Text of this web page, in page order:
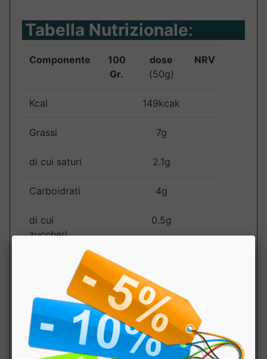
Tabella Nutrizionale:
Componente
100
Gr.
dose
(50g)
NRV
Kcal 149kcak
Grassi 7g
di cui saturi 2.1g
Carboidrati 4g
di cui
zuccheri
0.5g
Proteine 12.50g
Sale 0.57g
di cui sodio 226mg